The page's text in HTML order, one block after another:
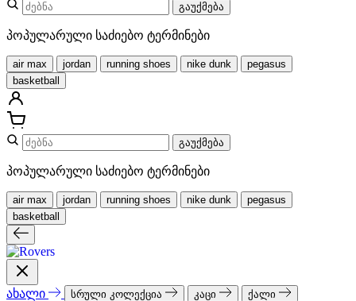
გაუქმება
პოპულარული საძიებო ტერმინები
air max jordan running shoes nike dunk
pegasus
basketball
გაუქმება
პოპულარული საძიებო ტერმინები
air max jordan running shoes nike dunk
pegasus
basketball
ახალი სრული კოლექცია კაცი
ქალი